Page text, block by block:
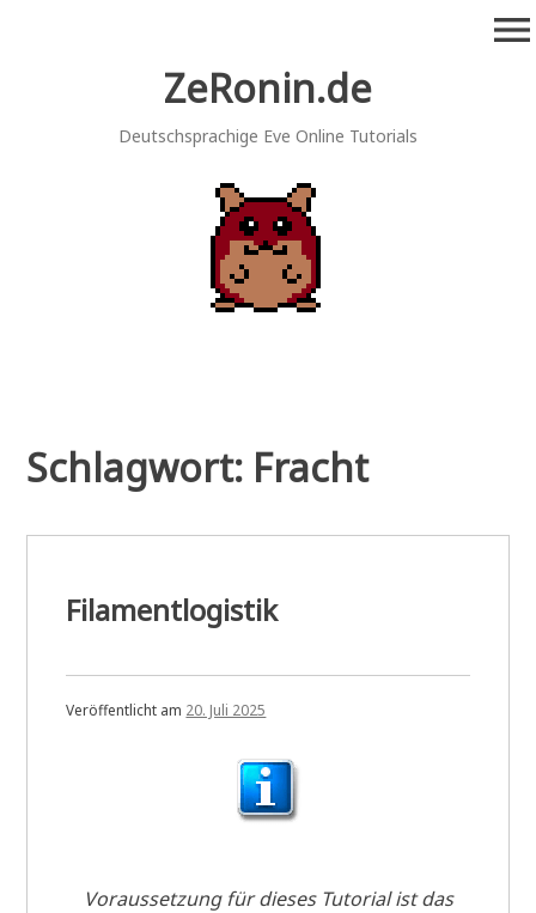
ZeRonin.de
Deutschsprachige Eve Online Tutorials
menu
Schlagwort: Fracht
Filamentlogistik
Veröffentlicht am 20. Juli 2025
Voraussetzung für dieses Tutorial ist das